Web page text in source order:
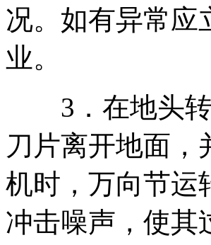
况。如有异常应
业。
3．在地头转
刀片离开地面，
机时，万向节运
冲击噪声，使